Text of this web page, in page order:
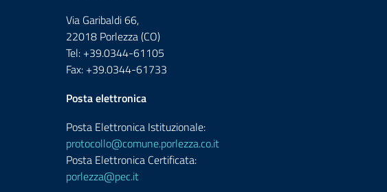
Via Garibaldi 66,
22018 Porlezza (CO)
Tel: +39.0344-61105
Fax: +39.0344-61733
Posta elettronica
Posta Elettronica Istituzionale:
protocollo@comune.porlezza.co.it
Posta Elettronica Certificata:
porlezza@pec.it